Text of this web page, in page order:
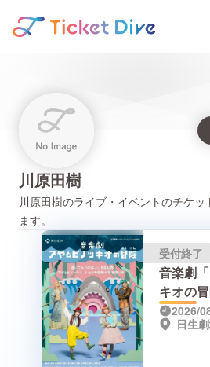
川原田樹
川原田樹のライブ・イベントのチケ
ます。
受付終了
音楽劇
キオの冒
2026/
日生